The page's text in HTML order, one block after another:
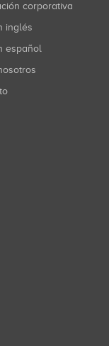
corporativa
inglés
español